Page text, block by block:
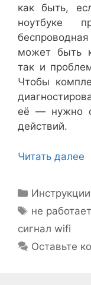
как быть,
ноутбуке
может быть
так и
Чтобы
её — нужно
действий.
Читать далее
Рубрики
Инструкции
Метки
не
сигнал wifi
Оставьте